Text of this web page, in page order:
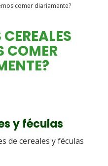
comer diariamente?
COMER
y féculas
de cereales y féculas